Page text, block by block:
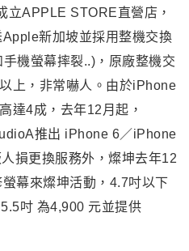
立APPLE STORE直營店，
新加坡並採用整機交換
機螢幕摔裂..) ， 原廠整機交
上，非常嚇人。 由於iPhone
達4成，去年12月起，
推出 iPhone 6／iPhone
損更換服務外，燦坤去年12
幕來燦坤活動 ， 4.7吋以下
吋 為4,900 元並提供